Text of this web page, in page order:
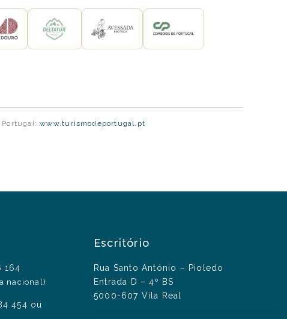
Portugal:www.turismodeportugal.pt
164
nacional)
454 ou
Escritório
Rua Santo António – Pioledo
Entrada D – 4º BS
5000-607 Vila Real